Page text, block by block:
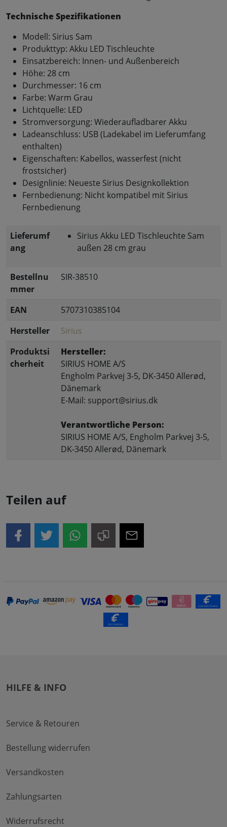
Technische Spezifikationen
Modell: Sirius Sam
Produkttyp: Akku LED Tischleuchte
Einsatzbereich: Innen- und Außenbereich
Höhe: 28 cm
Durchmesser: 16 cm
Farbe: Warm Grau
Lichtquelle: LED
Stromversorgung: Wiederaufladbarer Akku
Ladeanschluss: USB (Ladekabel im Lieferumfang
enthalten)
Eigenschaften: Kabellos, wasserfest (nicht
frostsicher)
Designlinie: Neueste Sirius Designkollektion
Fernbedienung: Nicht kompatibel mit Sirius
Fernbedienung
Lieferumf
ang
Sirius Akku LED Tischleuchte Sam
außen 28 cm grau
Bestellnu
mmer
SIR-38510
EAN
5707310385104
Hersteller
Sirius
Produktsi
cherheit
Hersteller:
SIRIUS HOME A/S
Engholm Parkvej 3-5, DK-3450 Allerød,
Dänemark
E-Mail: support@sirius.dk
Verantwortliche Person:
SIRIUS HOME A/S, Engholm Parkvej 3-5,
DK-3450 Allerød, Dänemark
Teilen auf
HILFE & INFO
Service & Retouren
Bestellung widerrufen
Versandkosten
Zahlungsarten
Widerrufsrecht